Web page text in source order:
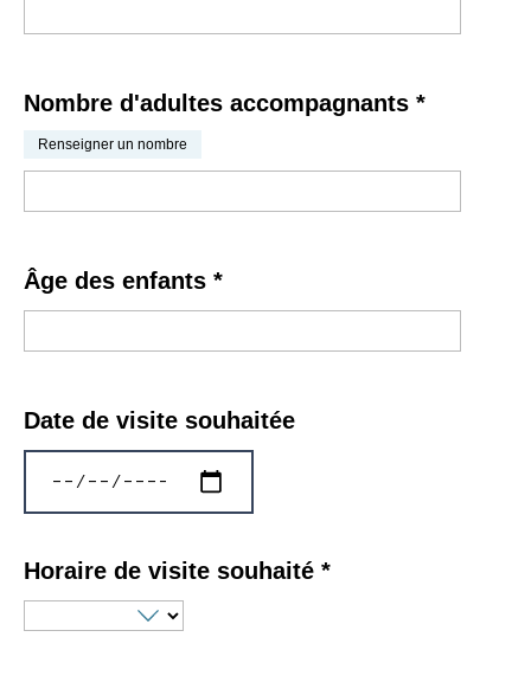
Nombre d'adultes accompagnants *
Renseigner un nombre
Âge des enfants *
Date de visite souhaitée
Horaire de visite souhaité *